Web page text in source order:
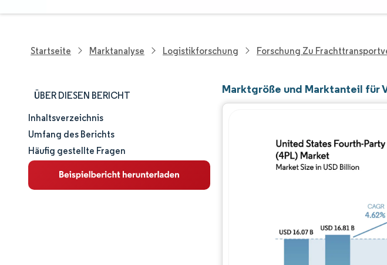
Startseite Marktanalyse Logistikforschung Forschung Zu
ÜBER DIESEN BERICHT
Marktgröße und -anteil
Marktanalyse
Trends und Einblicke
Inhaltsverzeichnis
Umfang des Berichts
Häufig gestellte Fragen
Marktgröße und Marktanteil für
Bild ©